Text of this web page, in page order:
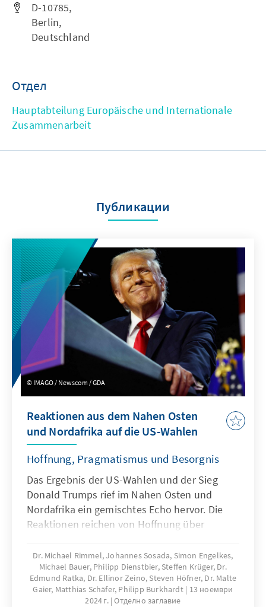
D-10785,
Berlin,
Deutschland
Отдел
Hauptabteilung Europäische und Internationale
Zusammenarbeit
Публикации
IMAGO / Newscom / GDA
Reaktionen aus dem Nahen Osten
und Nordafrika auf die US-Wahlen
Hoffnung, Pragmatismus und Besorgnis
Das Ergebnis der US-Wahlen und der Sieg
Donald Trumps rief im Nahen Osten und
Nordafrika ein gemischtes Echo hervor. Die
Reaktionen reichen von Hoffnung über
Zukunft der Region. Die Publikation gibt einen
Überblick über die Reaktionen der Länder der
Region.
Dr. Michael Rimmel, Johannes Sosada, Simon Engelkes,
Michael Bauer, Philipp Dienstbier, Steffen Krüger, Dr.
Edmund Ratka, Dr. Ellinor Zeino, Steven Höfner, Dr. Malte
Gaier, Matthias Schäfer, Philipp Burkhardt
13 ноември
2024 г. Отделно заглавие